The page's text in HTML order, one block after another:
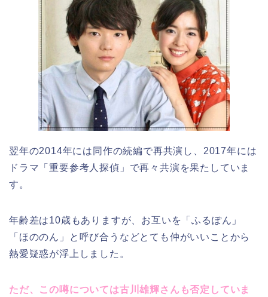
翌年の2014年には同作の続編で再共演し、2017年には
ドラマ「重要参考人探偵」で再々共演を果たしていま
す。
年齢差は10歳もありますが、お互いを「ふるぽん」
「ほののん」と呼び合うなどとても仲がいいことから
熱愛疑惑が浮上しました。
ただ、この噂については古川雄輝さんも否定していま